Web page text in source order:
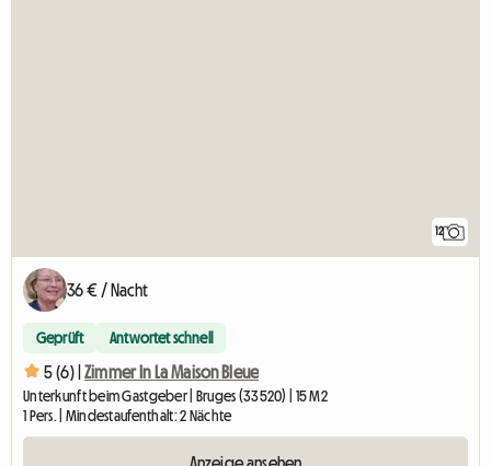
12
36 € / Nacht
Geprüft Antwortet schnell
5 (6) | Zimmer In La Maison Bleue
Unterkunft beim Gastgeber | Bruges (33520) | 15 M2
1 Pers. | Mindestaufenthalt: 2 Nächte
Anzeige ansehen